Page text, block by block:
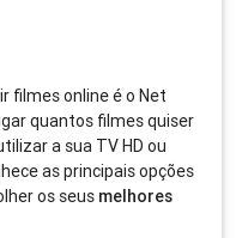
filmes online é o Net
quantos filmes quiser
a sua TV HD ou
as principais opções
os seus melhores